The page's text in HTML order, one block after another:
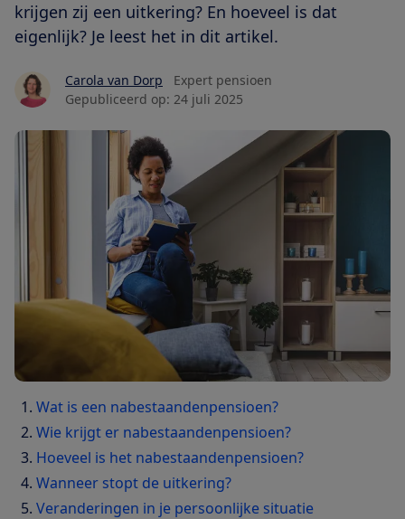
krijgen zij een uitkering? En hoeveel is dat
eigenlijk? Je leest het in dit artikel.
Carola van Dorp
Expert pensioen
Gepubliceerd op: 24 juli 2025
Wat is een nabestaandenpensioen?
Wie krijgt er nabestaandenpensioen?
Hoeveel is het nabestaandenpensioen?
Wanneer stopt de uitkering?
Veranderingen in je persoonlijke situatie